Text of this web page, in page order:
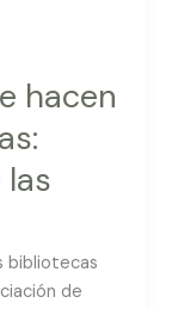
hacen
las
bibliotecas
de